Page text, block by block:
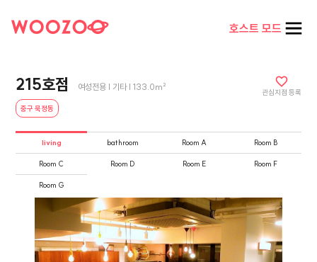
호스트 모드
215호점 여성전용 | 기타 | 133.0m²
중구 묵정동
관심지점 등록
living bathroom Room A Room B
Room C Room D Room E Room F
Room G